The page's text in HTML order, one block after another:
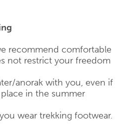
recommend comfortable
not restrict your freedom
anorak with you, even if
in the summer
wear trekking footwear.